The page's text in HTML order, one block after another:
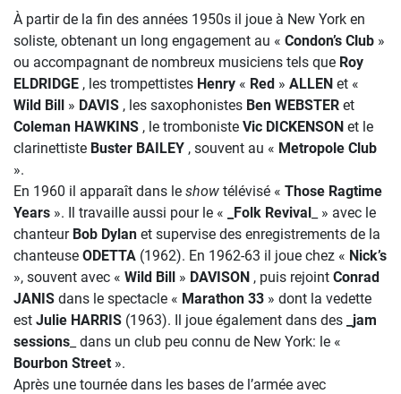
À partir de la fin des années 1950s il joue à New York en
soliste, obtenant un long engagement au « Condon’s Club »
ou accompagnant de nombreux musiciens tels que Roy
ELDRIDGE , les trompettistes Henry « Red » ALLEN et «
Wild Bill » DAVIS , les saxophonistes Ben WEBSTER et
Coleman HAWKINS , le tromboniste Vic DICKENSON et le
clarinettiste Buster BAILEY , souvent au « Metropole Club
».
En 1960 il apparaît dans le show télévisé « Those Ragtime
Years ». Il travaille aussi pour le « _Folk Revival _ » avec le
chanteur Bob Dylan et supervise des enregistrements de la
chanteuse ODETTA (1962). En 1962-63 il joue chez « Nick’s
», souvent avec « Wild Bill » DAVISON , puis rejoint Conrad
JANIS dans le spectacle « Marathon 33 » dont la vedette
est Julie HARRIS (1963). Il joue également dans des
_jam
sessions _ dans un club peu connu de New York: le «
Bourbon Street ».
Après une tournée dans les bases de l’armée avec